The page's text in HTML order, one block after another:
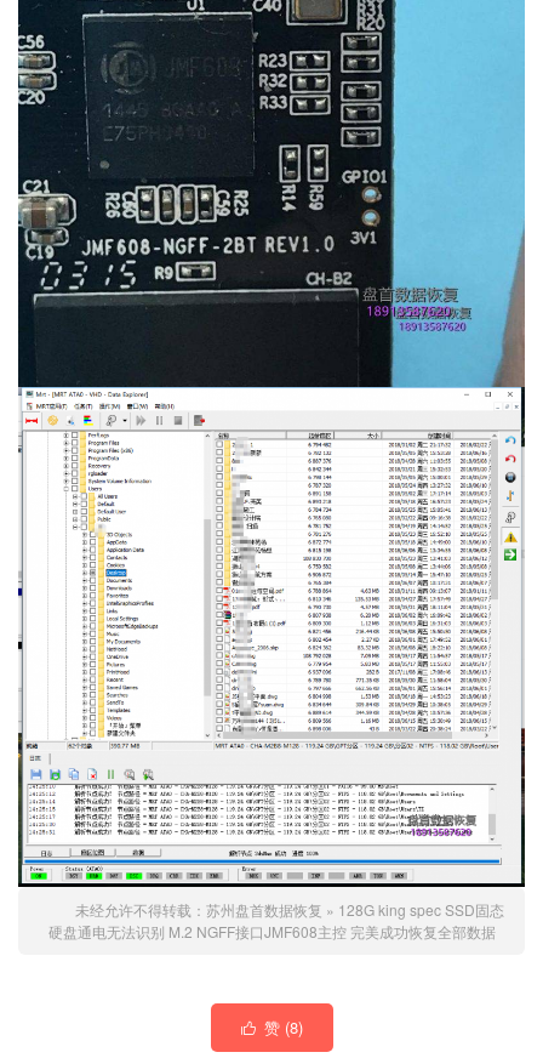
未经允许不得转载： 苏州盘首数据恢复 » 128G king spec SSD固态
硬盘通电无法识别 M.2 NGFF接口JMF608主控 完美成功恢复全部数据
 赞 (8)